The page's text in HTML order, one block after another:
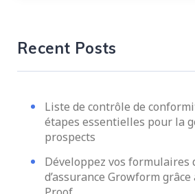
Recent Posts
Liste de contrôle de
étapes essentielles pour la
prospects
Développez vos formulaires
d’assurance Growform